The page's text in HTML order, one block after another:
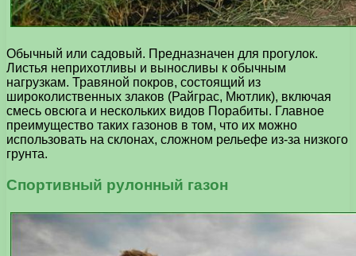
Обычный или садовый. Предназначен для прогулок.
Листья неприхотливы и выносливы к обычным
нагрузкам. Травяной покров, состоящий из
широколиственных злаков (Райграс, Мютлик), включая
смесь овсюга и нескольких видов Порабиты. Главное
преимущество таких газонов в том, что их можно
использовать на склонах, сложном рельефе из-за низкого
грунта.
Спортивный рулонный газон